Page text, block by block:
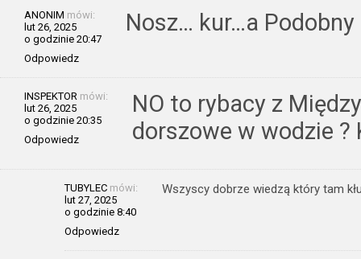
ANONIM mówi:
lut 26, 2025
o godzinie 20:47
Odpowiedz
Nosz… kur…a
INSPEKTOR mówi:
lut 26, 2025
o godzinie 20:35
Odpowiedz
NO to rybacy z
dorszowe w wodzie
TUBYLEC mówi:
lut 27, 2025
o godzinie 8:40
Odpowiedz
Wszyscy dobrze wiedzą który tam